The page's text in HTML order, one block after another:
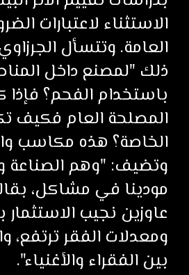
الاستثناء لاعتبارات
العامة. وتتسأل
ذلك "لمصنع داخل
باستخدام الفحم؟
المصلحة العام فكيف
الخاصة؟ هذه مكاسب
وتضيف: "وهم الصناعة
عاوزين نجيب الاستثمار
ومعدلات الفقر ترتفع،
بين الفقراء والأغنياء".